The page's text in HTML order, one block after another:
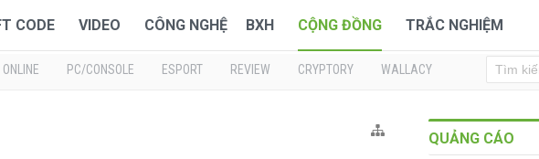
CODE VIDEO CÔNG NGHỆ BXH CỘNG ĐỒNG TRẮC NGHIỆM
PC/CONSOLE ESPORT REVIEW CRYPTORY WALLACY
QUẢNG CÁO